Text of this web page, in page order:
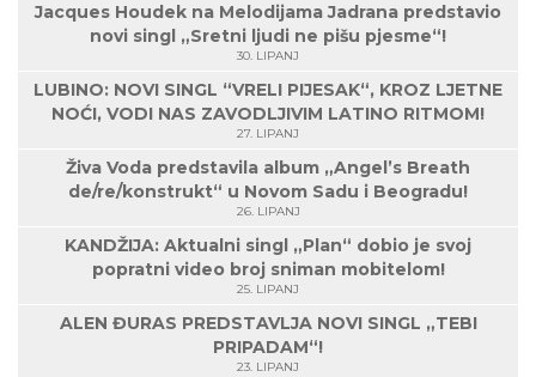
Jacques Houdek na Melodijama Jadrana predstavio
novi singl „Sretni ljudi ne pišu pjesme“!
30. LIPANJ
LUBINO: NOVI SINGL “VRELI PIJESAK“, KROZ LJETNE
NOĆI, VODI NAS ZAVODLJIVIM LATINO RITMOM!
27. LIPANJ
Živa Voda predstavila album „Angel’s Breath
de/re/konstrukt“ u Novom Sadu i Beogradu!
26. LIPANJ
KANDŽIJA: Aktualni singl „Plan“ dobio je svoj
popratni video broj sniman mobitelom!
25. LIPANJ
ALEN ĐURAS PREDSTAVLJA NOVI SINGL „TEBI
PRIPADAM“!
23. LIPANJ